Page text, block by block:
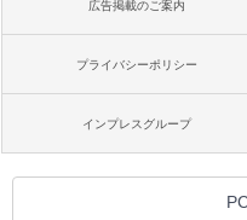
広告掲載のご案内
プライバシーポリシー
インプレスグループ